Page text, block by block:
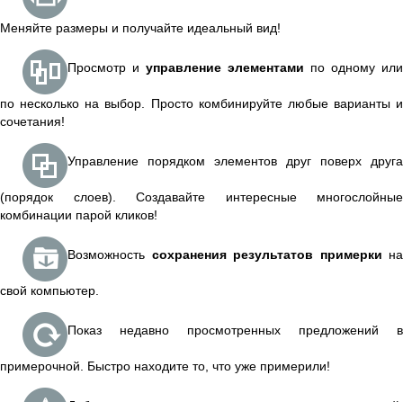
Меняйте размеры и получайте идеальный вид!
Просмотр и управление элементами по одному или
по несколько на выбор. Просто комбинируйте любые варианты и
сочетания!
Управление порядком элементов друг поверх друга
(порядок слоев). Создавайте интересные многослойные
комбинации парой кликов!
Возможность сохранения результатов примерки на
свой компьютер.
Показ недавно просмотренных предложений в
примерочной. Быстро находите то, что уже примерили!